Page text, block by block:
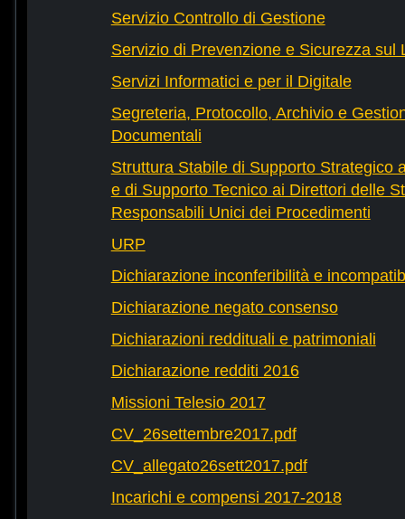
Servizio Controllo di Gestione
Servizio di Prevenzione e Sicurezza sul
Servizi Informatici e per il Digitale
Segreteria, Protocollo, Archivio e
Documentali
Struttura Stabile di Supporto Strategico
e di Supporto Tecnico ai Direttori delle
Responsabili Unici dei Procedimenti
URP
Dichiarazione inconferibilità e
Dichiarazione negato consenso
Dichiarazioni reddituali e patrimoniali
Dichiarazione redditi 2016
Missioni Telesio 2017
CV_26settembre2017.pdf
CV_allegato26sett2017.pdf
Incarichi e compensi 2017-2018